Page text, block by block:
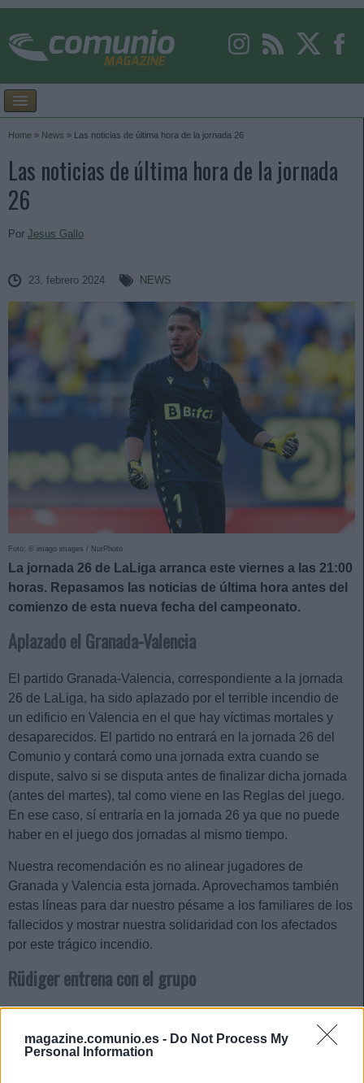
magazine.comunio.es - Do Not Process My
Personal Information
Home » News » Las noticias de última hora de la jornada 26
Las noticias de última hora de la jornada
26
Por Jesus Gallo
23. febrero 2024 NEWS
Foto: © imago images / NurPhoto
La jornada 26 de LaLiga arranca este viernes a las 21:00
horas. Repasamos las noticias de última hora antes del
comienzo de esta nueva fecha del campeonato.
Aplazado el Granada-Valencia
El partido Granada-Valencia, correspondiente a la jornada
26 de LaLiga, ha sido aplazado por el terrible incendio de
un edificio en Valencia en el que hay víctimas mortales y
desaparecidos. El partido no entrará en la jornada 26 del
Comunio y contará como una jornada extra cuando se
dispute, salvo si se disputa antes de finalizar dicha jornada
(antes del martes), tal como viene en las Reglas del juego.
En ese caso, sí entraría en la jornada 26 ya que no puede
haber en el juego dos jornadas al mismo tiempo.
Nuestra recomendación es no alinear jugadores de
Granada y Valencia esta jornada. Aprovechamos también
estas líneas para dar nuestro pésame a los familiares de los
fallecidos y mostrar nuestra solidaridad con los afectados
por este trágico incendio.
Rüdiger entrena con el grupo
Rüdiger apura sus opciones para estar en el partido. Lo más
probable es que Ancelotti no corra ningún riesgo con él,